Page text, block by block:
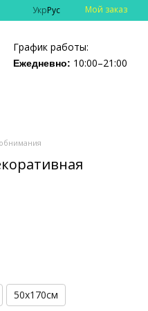
УкрРус Мой заказ
График работы:
Ежедневно: 10:00–21:00
50х170см